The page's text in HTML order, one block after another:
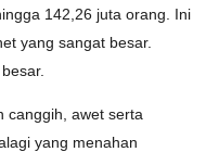
142,26 juta orang. Ini
yang sangat besar.
canggih, awet serta
yang menahan